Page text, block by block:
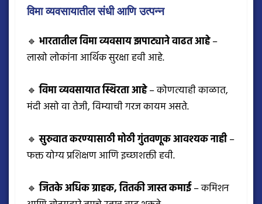
विमा व्यवसायातील संधी आणि उत्पन्न
🔹 भारतातील विमा व्यवसाय झपाट्याने वाढत आहे–
लाखो लोकांना आर्थिक सुरक्षा हवी आहे.
🔹 विमा व्यवसायात स्थिरता आहे– कोणत्याही काळात,
मंदी असो वा तेजी, विम्याची गरज कायम असते.
🔹 सुरुवात करण्यासाठी मोठी गुंतवणूक आवश्यक नाही–
फक्त योग्य प्रशिक्षण आणि इच्छाशक्ती हवी.
🔹 जितके अधिक ग्राहक, तितकी जास्त कमाई– कमिशन